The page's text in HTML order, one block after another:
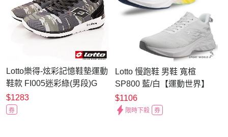
Lotto樂得-炫彩記憶鞋墊運動
鞋款 FI005迷彩綠(男段)G
$1283
券
Lotto 慢跑鞋 男鞋 寬楦
SP800 藍/白【運動世界】
LT5AMR9776/LT5AMR9779
$1106
限時下殺 券